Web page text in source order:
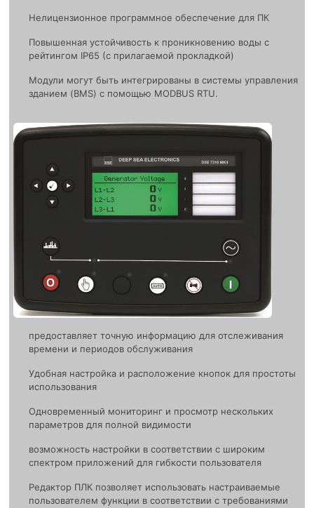
Нелицензионное программное обеспечение для ПК
Повышенная устойчивость к проникновению воды с
рейтингом IP65 (с прилагаемой прокладкой)
Модули могут быть интегрированы в системы управления
зданием (BMS) с помощью MODBUS RTU.
предоставляет точную информацию для отслеживания
времени и периодов обслуживания
Удобная настройка и расположение кнопок для простоты
использования
Одновременный мониторинг и просмотр нескольких
параметров для полной видимости
возможность настройки в соответствии с широким
спектром приложений для гибкости пользователя
Редактор ПЛК позволяет использовать настраиваемые
пользователем функции в соответствии с требованиями